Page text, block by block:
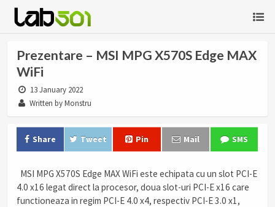
Prezentare – MSI MPG X570S Edge MAX
WiFi
13 January 2022
Written by Monstru
Share Tweet Pin Mail SMS
MSI MPG X570S Edge MAX WiFi este echipata cu un slot PCI-E
4.0 x16 legat direct la procesor, doua slot-uri PCI-E x16 care
functioneaza in regim PCI-E 4.0 x4, respectiv PCI-E 3.0 x1,